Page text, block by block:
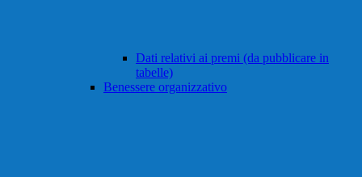
Dati relativi ai premi (da pubblicare in
tabelle)
Benessere organizzativo